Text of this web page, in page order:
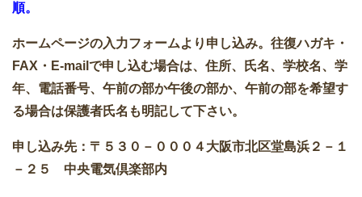
順。
ホームページの入力フォームより申し込み。往復ハガキ・
FAX・E-mailで申し込む場合は、住所、氏名、学校名、学
年、電話番号、午前の部か午後の部か、午前の部を希望す
る場合は保護者氏名も明記して下さい。
申し込み先：〒５３０－０００４大阪市北区堂島浜２－１
－２５ 中央電気倶楽部内